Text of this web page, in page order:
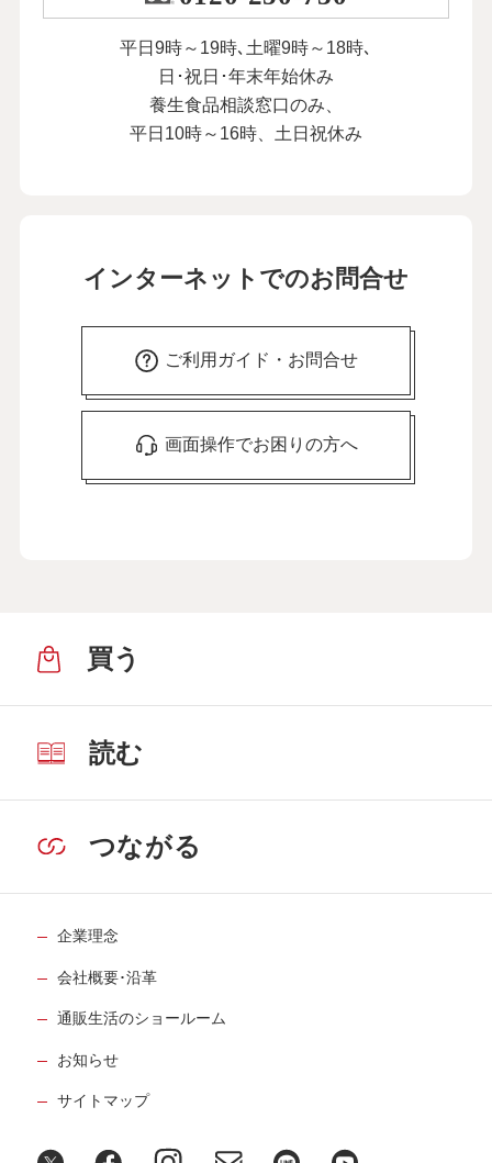
平日9時～19時､土曜9時～18時､
日･祝日･年末年始休み
養生食品相談窓口のみ、
平日10時～16時、土日祝休み
インターネットでのお問合せ
ご利用ガイド・お問合せ
画面操作でお困りの方へ
買う
読む
つながる
企業理念
会社概要･沿革
通販生活のショールーム
お知らせ
サイトマップ